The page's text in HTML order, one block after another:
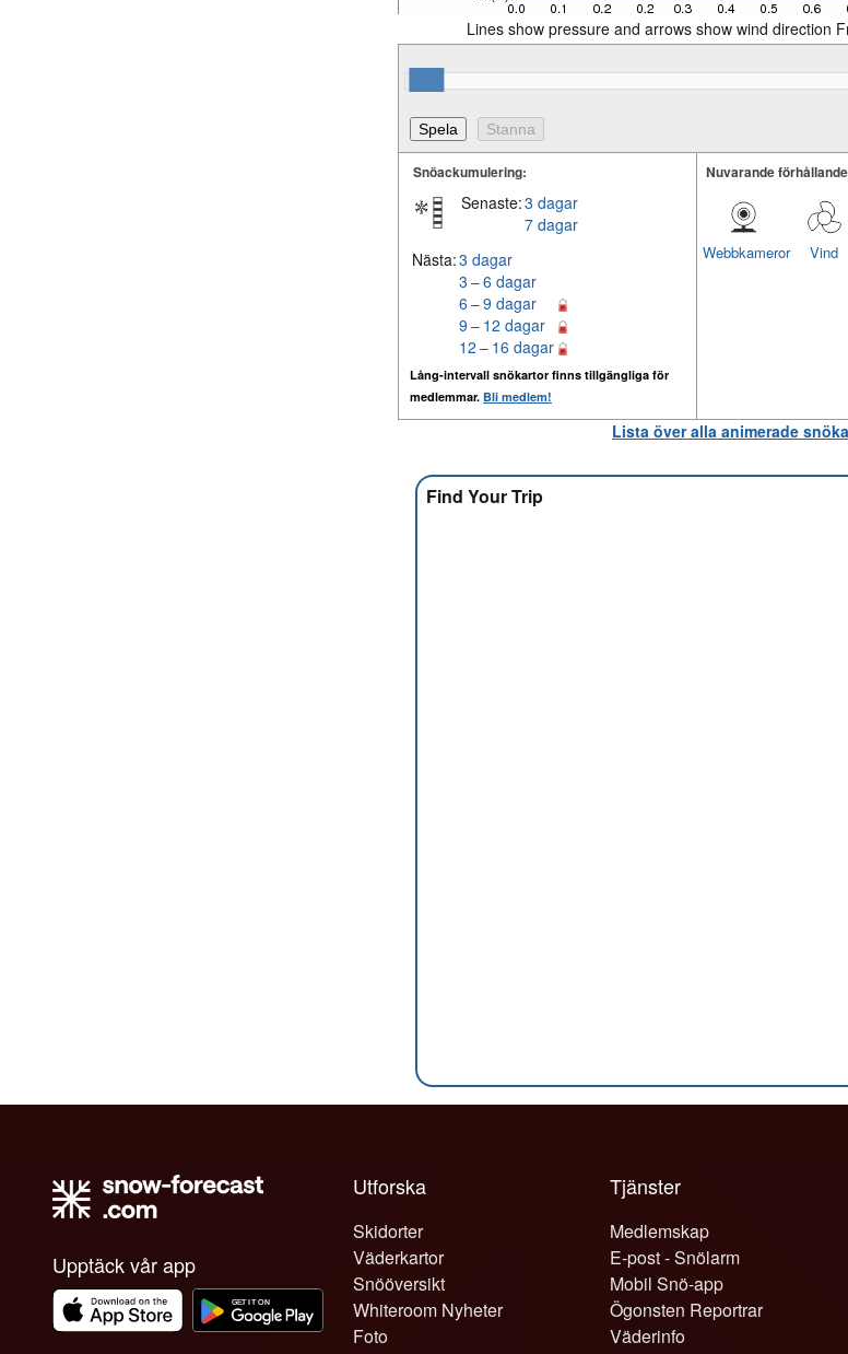
Lines show pressure and arrows show wind direction
Snöackumulering:
Senaste:3 dagar
7 dagar
Nästa:3 dagar
3 – 6 dagar
6 – 9 dagar
9 – 12 dagar
12 – 16 dagar
Lång-intervall snökartor finns tillgängliga för
medlemmar. Bli medlem!
Nuvarande
Vind
Webbkameror
Lista över alla animerade
Find Your Trip
Upptäck vår app
Utforska
Skidorter
Väderkartor
Snööversikt
Whiteroom Nyheter
Foto
Tjänster
Medlemskap
E-post - Snölarm
Mobil Snö-app
Ögonsten Reportrar
Väderinfo